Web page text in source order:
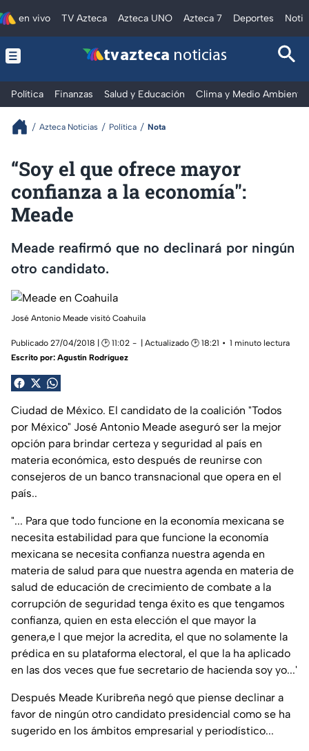
en vivo TV Azteca Azteca UNO Azteca 7 Deportes
tv azteca noticias
Política Finanzas Salud y Educación Clima y Medio Ambiente
Azteca Noticias Política Nota
“Soy el que ofrece mayor
confianza a la economía":
Meade
Meade reafirmó que no declinará por ningún
otro candidato.
José Antonio Meade visitó Coahuila
Publicado 27/04/2018 | 🕑 11:02 | Actualizado 🕑 18:21
1 minuto lectura
Escrito por: Agustín Rodríguez
Ciudad de México. El candidato de la coalición "Todos
por México" José Antonio Meade aseguró ser la mejor
opción para brindar certeza y seguridad al país en
materia económica, esto después de reunirse con
consejeros de un banco transnacional que opera en el
país..
"... Para que todo funcione en la economía mexicana se
necesita estabilidad para que funcione la economía
mexicana se necesita confianza nuestra agenda en
materia de salud para que nuestra agenda en materia de
salud de educación de crecimiento de combate a la
corrupción de seguridad tenga éxito es que tengamos
confianza, quien en esta elección el que mayor la
genera,e l que mejor la acredita, el que no solamente la
prédica en su plataforma electoral, el que la ha aplicado
en las dos veces que fue secretario de hacienda soy yo...'
Después Meade Kuribreña negó que piense declinar a
favor de ningún otro candidato presidencial como se ha
sugerido en los ámbitos empresarial y periodístico...